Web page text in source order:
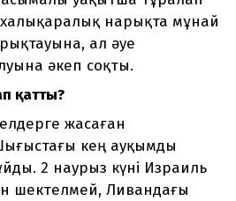
нарықта мұнай
ал әуе
әкеп соқты.
қатты?
жасаған
кең ауқымды
2 наурыз күні Израиль
шектелмей, Ливандағы